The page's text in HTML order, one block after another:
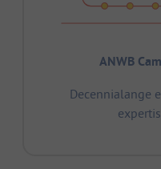
ANWB
Decennialange